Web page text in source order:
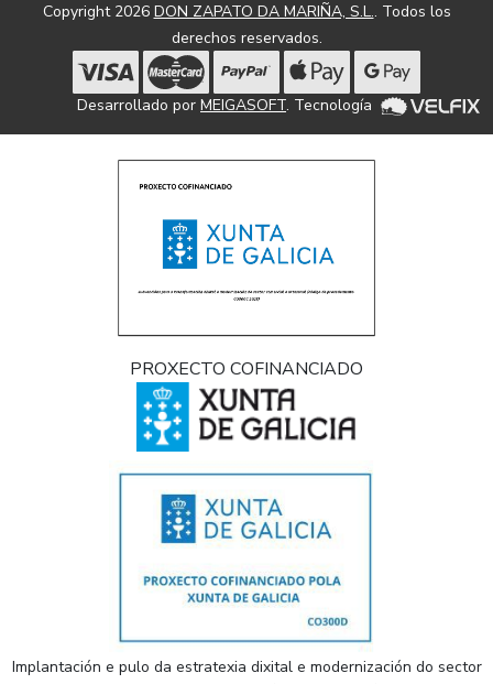
Copyright 2026 DON ZAPATO DA MARIÑA, S.L.. Todos los
derechos reservados.
Desarrollado por MEIGASOFT. Tecnología
PROXECTO COFINANCIADO
Implantación e pulo da estratexia dixital e modernización do sector